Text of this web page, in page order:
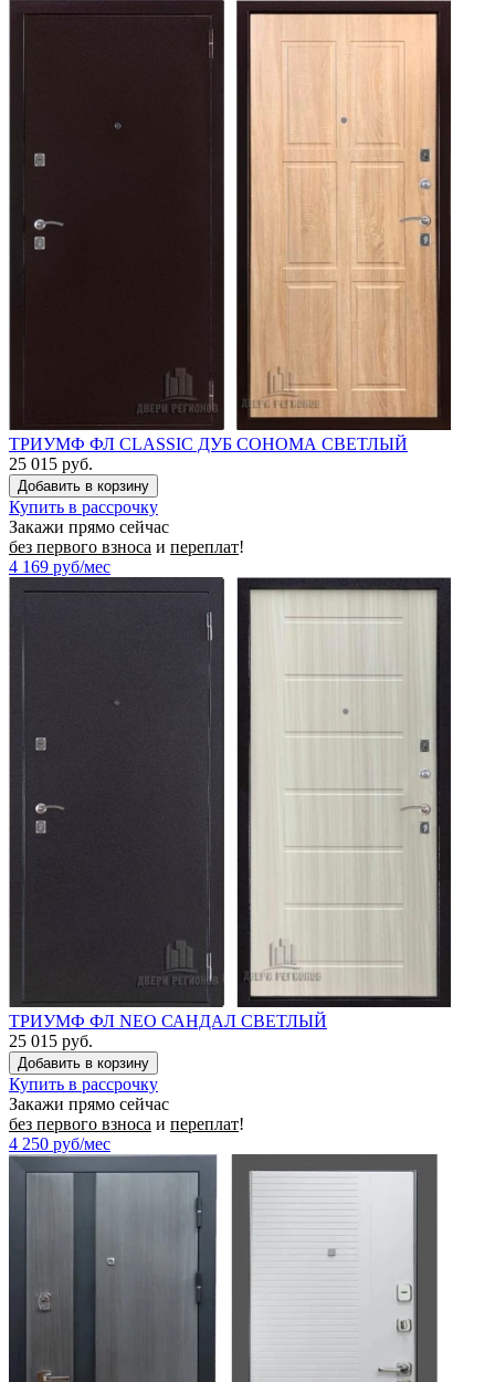
ТРИУМФ ФЛ CLASSIC ДУБ СОНОМА СВЕТЛЫЙ
25 015 руб.
Купить в рассрочку
Закажи прямо сейчас
без первого взноса и переплат!
4 169 руб/мес
ТРИУМФ ФЛ NEO САНДАЛ СВЕТЛЫЙ
25 015 руб.
Купить в рассрочку
Закажи прямо сейчас
без первого взноса и переплат!
4 250 руб/мес